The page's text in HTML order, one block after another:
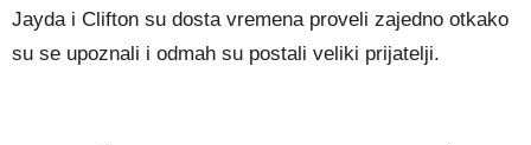
Jayda i Clifton su dosta vremena proveli zajedno otkako
su se upoznali i odmah su postali veliki prijatelji.